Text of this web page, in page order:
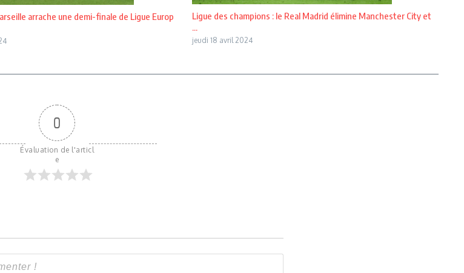
arrache une demi-finale de Ligue Europ
Ligue des champions : le Real Madrid élimine Manchester City et
...
jeudi 18 avril 2024
0
Évaluation de l'articl
e